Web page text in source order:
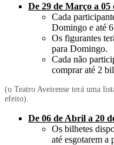
De 29 de Março a
Cada
Domingo e até
Os figurantes
para Domingo.
Cada não
comprar até 2
(o Teatro Aveirense terá uma
efeito).
De 06 de Abril a 20
Os bilhetes
até esgotarem a